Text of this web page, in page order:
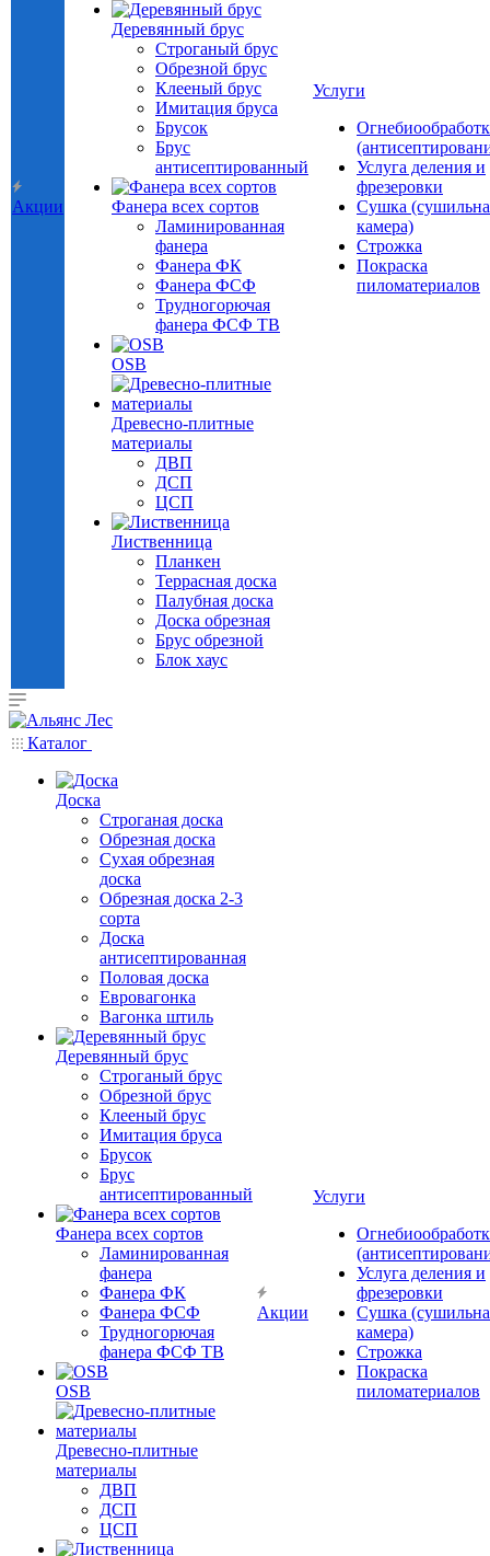
Акции
Деревянный брус
Строганый брус
Обрезной брус
Клееный брус
Имитация бруса
Брусок
Брус
антисептированный
Фанера всех сортов
Ламинированная
фанера
Фанера ФК
Фанера ФСФ
Трудногорючая
фанера ФСФ ТВ
OSB
Древесно-плитные
материалы
ДВП
ДСП
ЦСП
Лиственница
Планкен
Террасная доска
Палубная доска
Доска обрезная
Брус обрезной
Блок хаус
Услуги
Услуга деления и
фрезеровки
Сушка
камера)
Строжка
Покраска
пиломатериалов
Каталог
Доска
Строганая доска
Обрезная доска
Сухая обрезная
доска
Обрезная доска 2-3
сорта
Доска
антисептированная
Половая доска
Евровагонка
Вагонка штиль
Деревянный брус
Строганый брус
Обрезной брус
Клееный брус
Имитация бруса
Брусок
Брус
антисептированный
Фанера всех сортов
Ламинированная
фанера
Фанера ФК
Фанера ФСФ
Трудногорючая
фанера ФСФ ТВ
OSB
Древесно-плитные
материалы
ДВП
ДСП
ЦСП
Акции
Услуги
Услуга деления и
фрезеровки
Сушка
камера)
Строжка
Покраска
пиломатериалов